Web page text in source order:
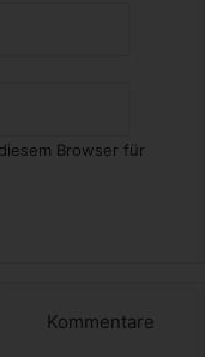
Browser für
Kommentare